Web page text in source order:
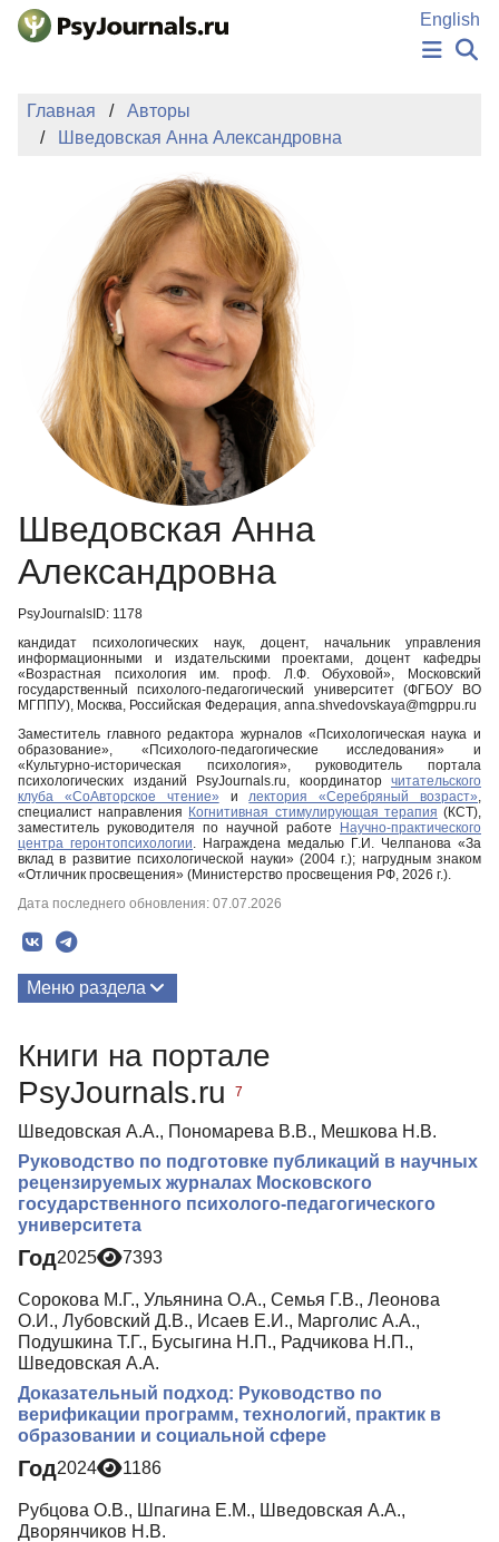
Перейти к основному содержанию
English
ИЗДАНИЯ
АВТОРЫ
ПОДАТЬ РУКОПИСЬ
БАЗА ЗНАНИЙ
КЛЮЧЕВЫЕ СЛОВА
Регистрация
Главная
Авторы
Шведовская Анна Александровна
Шведовская Анна
Александровна
PsyJournalsID: 1178
кандидат психологических наук, доцент, начальник управления
информационными и издательскими проектами, доцент кафедры
«Возрастная психология им. проф. Л.Ф. Обуховой», Московский
государственный психолого-педагогический университет (ФГБОУ ВО
МГППУ), Москва, Российская Федерация, anna.shvedovskaya@mgppu.ru
Заместитель главного редактора журналов «Психологическая наука и
образование», «Психолого-педагогические исследования» и
«Культурно-историческая психология», руководитель портала
психологических изданий PsyJournals.ru, координатор читательского
клуба «СоАвторское чтение» илектория «Серебряный возраст»,
специалист направления Когнитивная стимулирующая терапия (КСТ),
заместитель руководителя по научной работе
Научно-практического
центра геронтопсихологии. Награждена медалью Г.И. Челпанова «За
вклад в развитие психологической науки» (2004 г.); нагрудным знаком
«Отличник просвещения» (Министерство просвещения РФ, 2026 г.).
Дата последнего обновления: 07.07.2026
Меню раздела
Медиа-материалы
Книги на портале
PsyJournals.ru
7
Шведовская А.А., Пономарева В.В., Мешкова Н.В.
Руководство по подготовке публикаций в научных
рецензируемых журналах Московского
государственного психолого-педагогического
университета
Год2025 7393
Сорокова М.Г., Ульянина О.А., Семья Г.В., Леонова
О.И., Лубовский Д.В., Исаев Е.И., Марголис А.А.,
Подушкина Т.Г., Бусыгина Н.П., Радчикова Н.П.,
Шведовская А.А.
Доказательный подход: Руководство по
верификации программ, технологий, практик в
образовании и социальной сфере
Год2024 1186
Рубцова О.В., Шпагина Е.М., Шведовская А.А.,
Дворянчиков Н.В.